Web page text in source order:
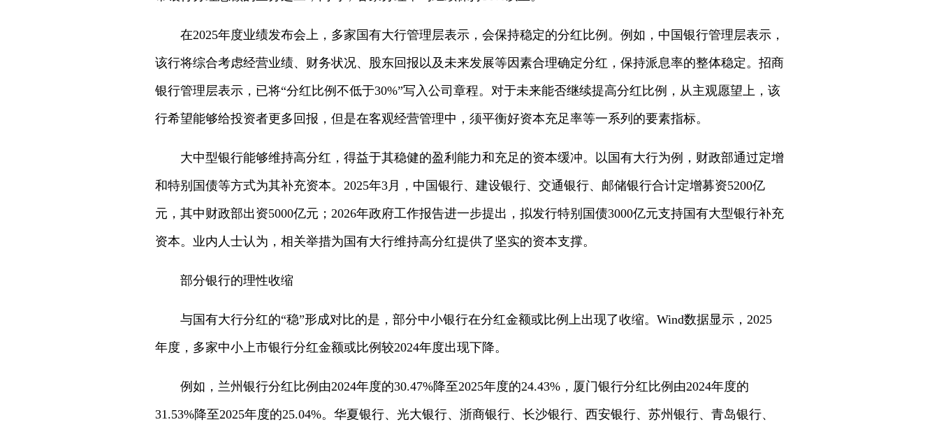
在2025年度业绩发布会上，多家国有大行管理层表示，会保持稳定的分红比例。例如，中国银行管理层表示，
该行将综合考虑经营业绩、财务状况、股东回报以及未来发展等因素合理确定分红，保持派息率的整体稳定。招商
银行管理层表示，已将“分红比例不低于30%”写入公司章程。对于未来能否继续提高分红比例，从主观愿望上，该
行希望能够给投资者更多回报，但是在客观经营管理中，须平衡好资本充足率等一系列的要素指标。
大中型银行能够维持高分红，得益于其稳健的盈利能力和充足的资本缓冲。以国有大行为例，财政部通过定增
和特别国债等方式为其补充资本。2025年3月，中国银行、建设银行、交通银行、邮储银行合计定增募资5200亿
元，其中财政部出资5000亿元；2026年政府工作报告进一步提出，拟发行特别国债3000亿元支持国有大型银行补充
资本。业内人士认为，相关举措为国有大行维持高分红提供了坚实的资本支撑。
部分银行的理性收缩
与国有大行分红的“稳”形成对比的是，部分中小银行在分红金额或比例上出现了收缩。Wind数据显示，2025
年度，多家中小上市银行分红金额或比例较2024年度出现下降。
例如，兰州银行分红比例由2024年度的30.47%降至2025年度的24.43%，厦门银行分红比例由2024年度的
31.53%降至2025年度的25.04%。华夏银行、光大银行、浙商银行、长沙银行、西安银行、苏州银行、青岛银行、